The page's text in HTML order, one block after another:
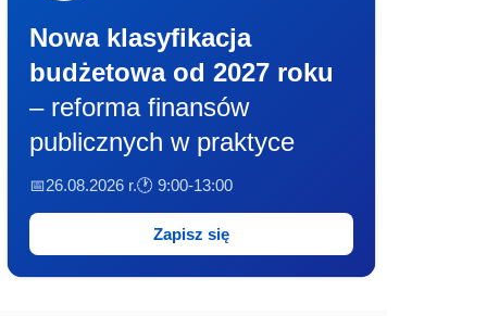
Nowa klasyfikacja
budżetowa od 2027 roku
– reforma finansów
publicznych w praktyce
📅26.08.2026 r.🕐 9:00-13:00
Zapisz się